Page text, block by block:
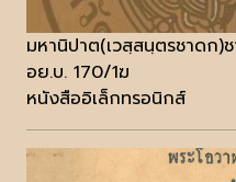
มหานิปาต(เวสฺสนฺตรชาดก
อย.บ. 170/1ฆ
หนังสืออิเล็กทรอนิกส์